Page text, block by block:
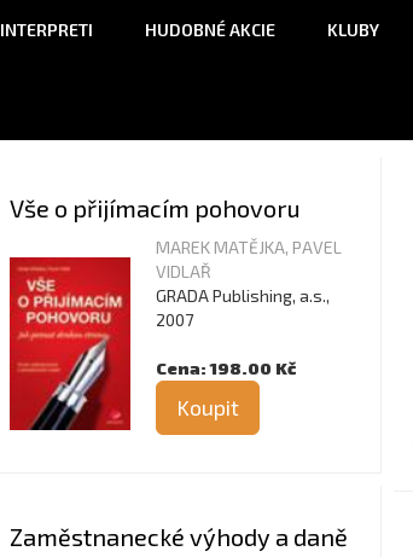
INTERPRETI HUDOBNÉ AKCIE KLUBY
Vše o přijímacím pohovoru
MAREK MATĚJKA, PAVEL
VIDLAŘ
GRADA Publishing, a.s.,
2007
Cena: 198.00 Kč
Koupit
Zaměstnanecké výhody a daně